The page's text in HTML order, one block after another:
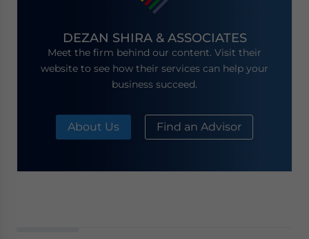
DEZAN SHIRA & ASSOCIATES
Meet the firm behind our content. Visit their
website to see how their services can help your
business succeed.
About Us Find an Advisor